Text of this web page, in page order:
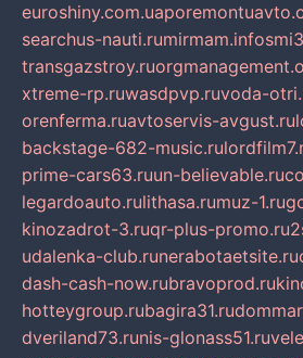
euroshiny.com.ua
searchus-nauti.rumirmam.info
transgazstroy.ru
xtreme-rp.ruwasdpvp.ruvoda-
orenferma.ruavtoservis-avgust.ru
backstage-682-music.ru
prime-cars63.ruun-believable.ru
legardoauto.rulithasa.rumuz-1.ru
kinozadrot-3.ruqr-plus-promo.ru
udalenka-club.runerabotaetsite.ru
dash-cash-now.rubravoprod.ru
hotteygroup.rubagira31.ru
dveriland73.runis-glonass51.ru